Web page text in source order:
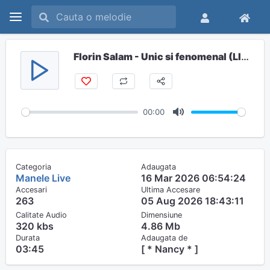
Florin Salam - Unic si fenomenal (LIVE 2026)
00:00
u
e
Categoria
Manele Live
Adaugata
16 Mar 2026 06:54:24
Accesari
263
Ultima Accesare
05 Aug 2026 18:43:11
Calitate Audio
320 kbs
Dimensiune
4.86 Mb
Durata
03:45
Adaugata de
[ * Nancy * ]